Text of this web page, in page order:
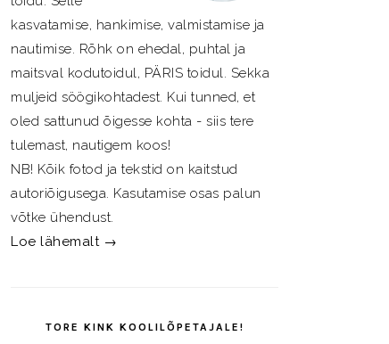
kasvatamise, hankimise, valmistamise ja
nautimise. Rõhk on ehedal, puhtal ja
maitsval kodutoidul, PÄRIS toidul. Sekka
muljeid söögikohtadest. Kui tunned, et
oled sattunud õigesse kohta - siis tere
tulemast, nautigem koos!
NB! Kõik fotod ja tekstid on kaitstud
autoriõigusega. Kasutamise osas palun
võtke ühendust.
Loe lähemalt →
TORE KINK KOOLILÕPETAJALE!